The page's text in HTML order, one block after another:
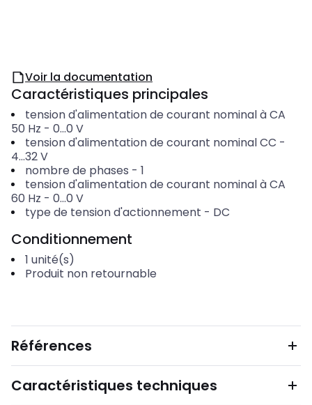
Voir la documentation
Caractéristiques principales
tension d'alimentation de courant nominal à CA
50 Hz - 0...0 V
tension d'alimentation de courant nominal CC -
4...32V
nombre de phases - 1
tension d'alimentation de courant nominal à CA
60 Hz - 0...0 V
type de tension d'actionnement - DC
Conditionnement
1 unité(s)
Produit non retournable
Références
Caractéristiques techniques